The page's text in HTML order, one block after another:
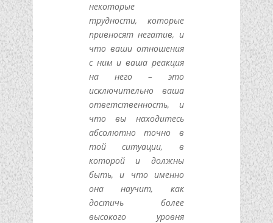
некоторые
трудности, которые
привносят негатив, и
что ваши отношения
с ним и ваша реакция
на него – это
исключительно ваша
ответственность, и
что вы находитесь
абсолютно точно в
той ситуации, в
которой и должны
быть, и что именно
она научит, как
достичь более
высокого уровня